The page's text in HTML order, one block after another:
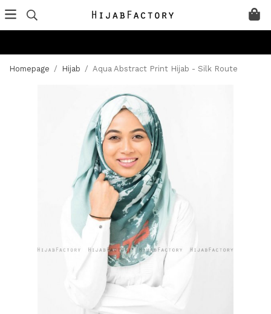
Homepage / Hijab / Aqua Abstract Print Hijab - Silk Route